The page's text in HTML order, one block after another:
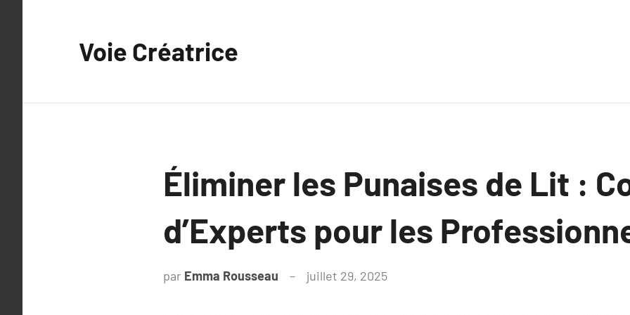
Voie Créatrice
Éliminer les Punaises de Lit :
d’Experts pour les
par Emma Rousseau juillet 29, 2025